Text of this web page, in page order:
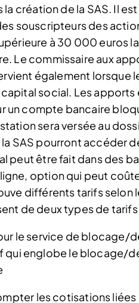
la création de la SAS. Il
souscripteurs des
à 30 000 euros
Le commissaire aux
également lorsque
social. Les apports
un compte bancaire
sera versée au
SAS pourront accéder
peut être fait dans des
option qui peut
différents tarifs selon
de deux types de tarifs
le service de blocage/
qui englobe le blocage/
les cotisations